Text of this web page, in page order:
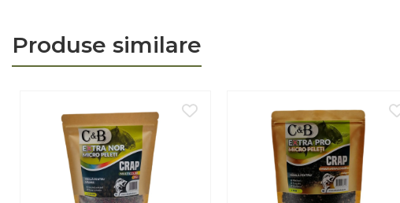
Produse similare